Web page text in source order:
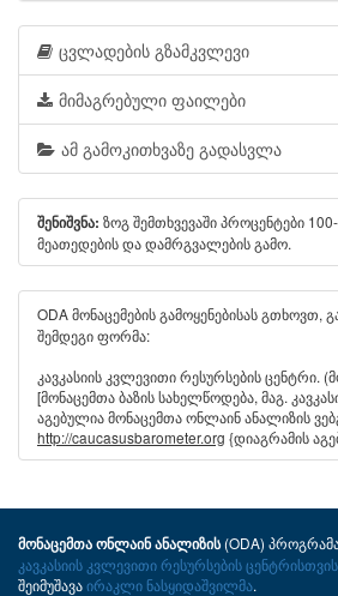
ცვლადების გზამკვლევი
მიმაგრებული ფაილები
ამ გამოკითხვაზე გადასვლა
შენიშვნა: ზოგ შემთხვევაში პროცენტები
მეათედების და დამრგვალების გამო.
ODA მონაცემების გამოყენებისას გთხოვთ,
შემდეგი ფორმა:
კავკასიის კვლევითი რესურსების ცენტრი.
[მონაცემთა ბაზის სახელწოდება, მაგ.
აგებულია მონაცემთა ონლაინ ანალიზის
http://caucasusbarometer.org {დიაგრამის
მონაცემთა ონლაინ ანალიზის(ODA)
კავკასიის კვლევითი რესურსების
შეიმუშავაირაკლი ნასყიდაშვილმა.